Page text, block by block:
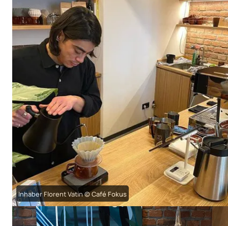
Inhaber Florent Vatin © Café Fokus